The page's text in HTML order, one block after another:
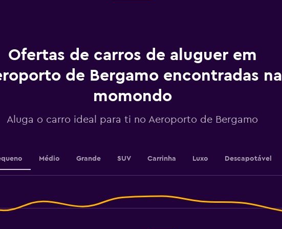
The
chart
1
values.
Range:
25.
Ofertas de carros de aluguer em
de Bergamo encontradas na
momondo
Aluga o carro ideal para ti no Aeroporto de Bergamo
Médio Grande SUV Carrinha Luxo Descapotável